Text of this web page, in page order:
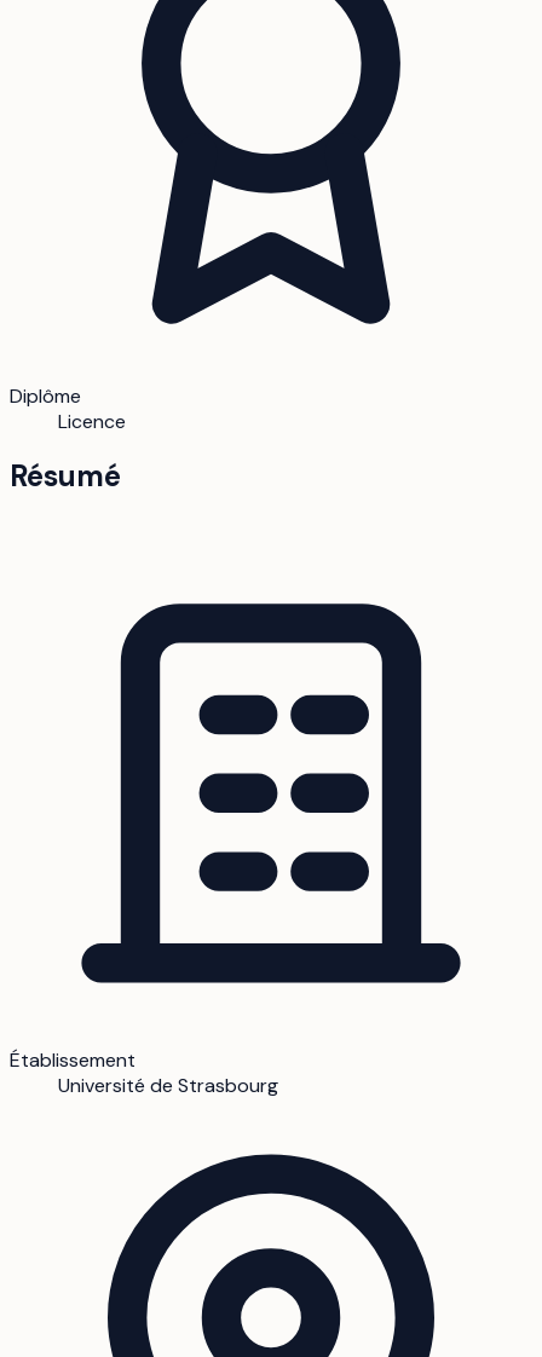
Diplôme
Licence
Résumé
Établissement
Université de Strasbourg